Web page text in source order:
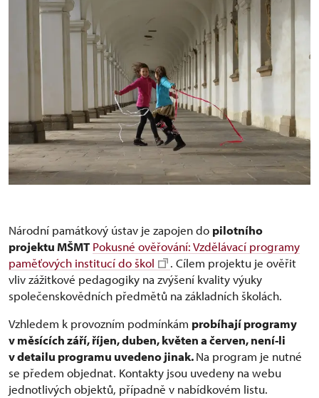
Národní památkový ústav je zapojen do pilotního
projektu MŠMT Pokusné ověřování: Vzdělávací programy
paměťových institucí do škol
. Cílem projektu je ověřit
vliv zážitkové pedagogiky na zvýšení kvality výuky
společenskovědních předmětů na základních školách.
Vzhledem k provozním podmínkám probíhají programy
v měsících září, říjen, duben, květen a červen, není-li
v detailu programu uvedeno jinak.Na program je nutné
se předem objednat. Kontakty jsou uvedeny na webu
jednotlivých objektů, případně v nabídkovém listu.